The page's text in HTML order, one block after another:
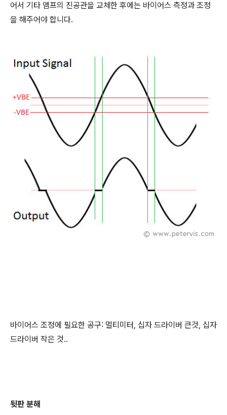
어서 기타 앰프의 진공관을 교체한 후에는 바이어스 측정과 조정
을 해주어야 합니다.
바이어스 조정에 필요한 공구: 멀티미터, 십자 드라이버 큰것, 십자
드라이버 작은 것..
뒷판 분해